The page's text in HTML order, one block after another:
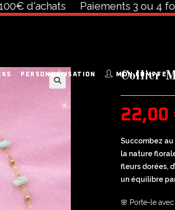
Paiements 3 ou 4 fois
PERSONNALISATION MON COMPTE
Collier
22,00
Succombez
la nature
fleurs dorées,
un équilibre
🌸 Porte-le